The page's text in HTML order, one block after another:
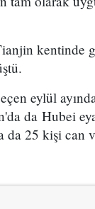
kentinde
eylül
da Hubei
da 25 kişi can